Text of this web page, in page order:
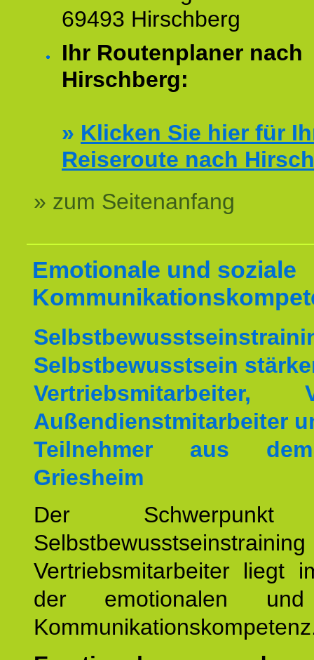
69493 Hirschberg
Ihr Routenplaner nach
Hirschberg:
» Klicken Sie hier für
Reiseroute nach
» zum Seitenanfang
Emotionale und soziale
Selbstbewusstsein
Vertriebsmitarbeiter,
Außendienstmitarbeiter
Teilnehmer aus
Griesheim
Der Schwerpunkt
Vertriebsmitarbeiter liegt
der emotionalen